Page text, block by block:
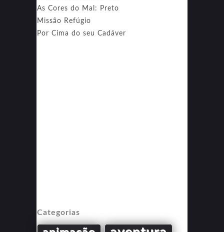
As Cores do Mal: Preto
Missão Refúgio
Por Cima do seu Cadáver
Categorias